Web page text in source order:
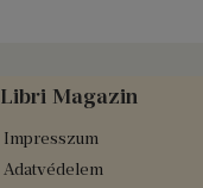
Libri Magazin
Impresszum
Adatvédelem